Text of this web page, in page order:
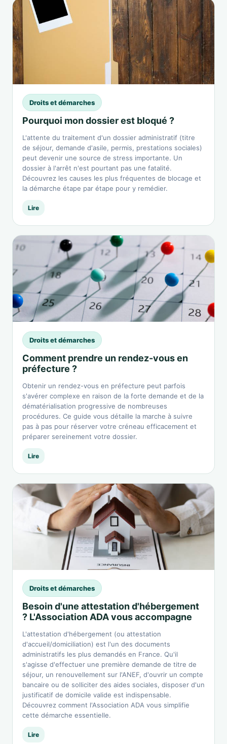
Droits et démarches
Pourquoi mon dossier est bloqué ?
L'attente du traitement d'un dossier administratif (titre
de séjour, demande d'asile, permis, prestations sociales)
peut devenir une source de stress importante. Un
dossier à l'arrêt n'est pourtant pas une fatalité.
Découvrez les causes les plus fréquentes de blocage et
la démarche étape par étape pour y remédier.
Lire
Droits et démarches
Comment prendre un rendez-vous en
préfecture ?
Obtenir un rendez-vous en préfecture peut parfois
s'avérer complexe en raison de la forte demande et de la
dématérialisation progressive de nombreuses
procédures. Ce guide vous détaille la marche à suivre
pas à pas pour réserver votre créneau efficacement et
préparer sereinement votre dossier.
Lire
Droits et démarches
Besoin d'une attestation d'hébergement
? L'Association ADA vous accompagne
L'attestation d'hébergement (ou attestation
d'accueil/domiciliation) est l'un des documents
administratifs les plus demandés en France. Qu'il
s'agisse d'effectuer une première demande de titre de
séjour, un renouvellement sur l'ANEF, d'ouvrir un compte
bancaire ou de solliciter des aides sociales, disposer d'un
justificatif de domicile valide est indispensable.
Découvrez comment l'Association ADA vous simplifie
cette démarche essentielle.
Lire